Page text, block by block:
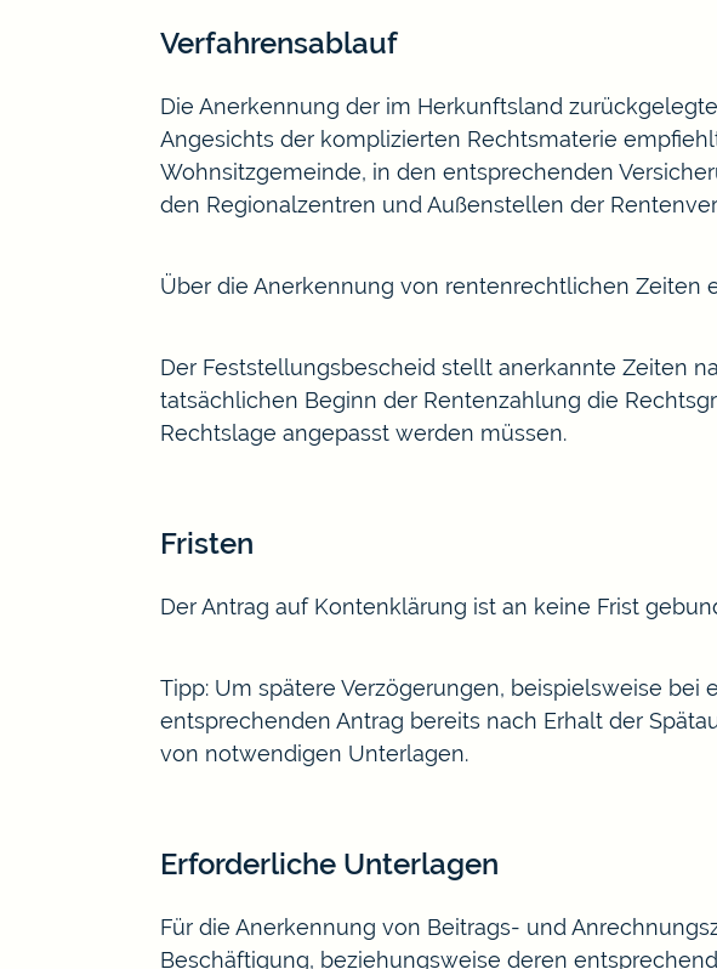
Verfahrensablauf
Die Anerkennung der im Herkunftsland
Angesichts der komplizierten Rechtsmaterie
Wohnsitzgemeinde, in den entsprechenden
den Regionalzentren und Außenstellen der
Über die Anerkennung von rentenrechtlichen Zeiten
Der Feststellungsbescheid stellt anerkannte Zeiten
tatsächlichen Beginn der Rentenzahlung die
Rechtslage angepasst werden müssen.
Fristen
Der Antrag auf Kontenklärung ist an keine Frist
Tipp: Um spätere Verzögerungen, beispielsweise
entsprechenden Antrag bereits nach Erhalt der
von notwendigen Unterlagen.
Erforderliche Unterlagen
Für die Anerkennung von Beitrags- und
Beschäftigung, beziehungsweise deren